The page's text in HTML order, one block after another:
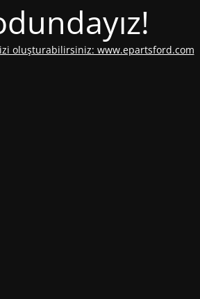
oluşturabilirsiniz: www.epartsford.com